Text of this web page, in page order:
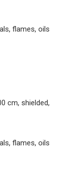
flames, oils
cm, shielded,
flames, oils